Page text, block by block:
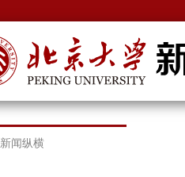
新闻纵横